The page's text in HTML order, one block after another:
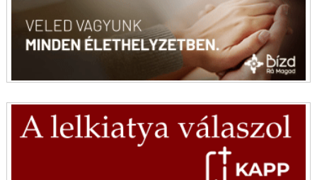
Közzétették Leó pápa szeptember végi
franciaországi útjának logóját és programját
augusztus 7. | 18:10
Mentálhigiéné a digitális korban – Új szakirányú
továbbképzés indul a Pázmány BTK-n
Eltemették a világbajnok labdarúgót, Franco
Baresit: „Lehet úgy naggyá válni, hogy kicsik
maradunk”
„Szűk hazám a Kármel mellett mindig is a Pécsi